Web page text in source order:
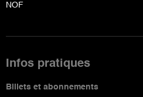
NOF
Infos pratiques
Billets et abonnements